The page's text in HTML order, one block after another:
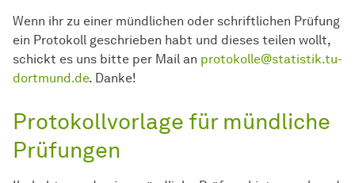
Wenn ihr zu einer mündlichen oder schriftlichen Prüfung
ein Protokoll geschrieben habt und dieses teilen wollt,
schickt es uns bitte per Mail an protokolle@statistik.tu-
dortmund.de. Danke!
Protokollvorlage für mündliche
Prüfungen